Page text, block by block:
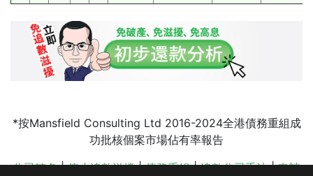
*按Mansfield Consulting Ltd 2016-2024全港債務重組成
功批核個案市場佔有率報告
公司轉名|停止追數滋擾|債務重組|追數公司手法|申請